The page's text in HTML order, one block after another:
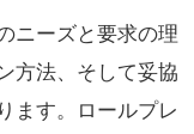
ニーズと要求の理
方法、そして妥協
ます。ロールプレ